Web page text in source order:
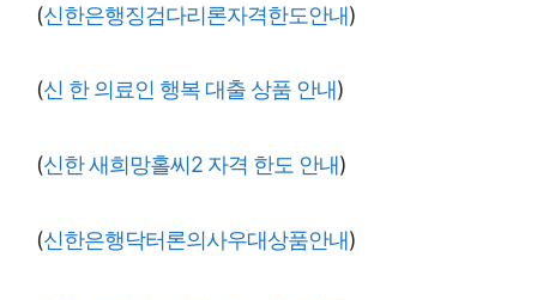
(신한은행징검다리론자격한도안내)
(신 한 의료인 행복 대출 상품 안내)
(신한 새희망홀씨2 자격 한도 안내)
(신한은행닥터론의사우대상품안내)